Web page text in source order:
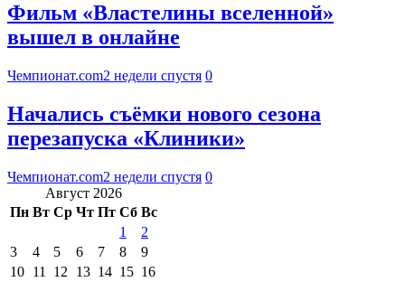
Фильм «Властелины вселенной»
вышел в онлайне
Чемпионат.com2 недели спустя 0
Начались съёмки нового сезона
перезапуска «Клиники»
Чемпионат.com2 недели спустя 0
Август 2026
Пн Вт Ср Чт Пт Сб Вс
1
2
3
4 5 6 7 8
9
10 11 12 13 14 15 16